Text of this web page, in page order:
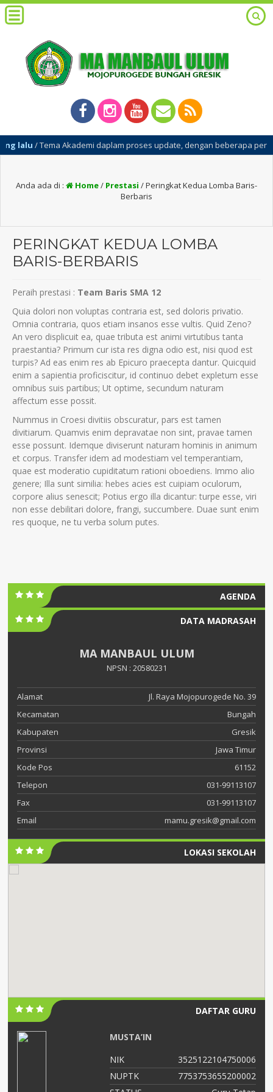
/ Tema Akademi daplam proses update, dengan beberapa
Anda ada di : Home/ Prestasi /Peringkat Kedua Lomba Baris-
Berbaris
PERINGKAT KEDUA LOMBA
BARIS-BERBARIS
Peraih prestasi : Team Baris SMA 12
Quia dolori non voluptas contraria est, sed doloris privatio.
Omnia contraria, quos etiam insanos esse vultis. Quid Zeno?
An vero displicuit ea, quae tributa est animi virtutibus tanta
praestantia? Primum cur ista res digna odio est, nisi quod est
turpis? Ad eas enim res ab Epicuro praecepta dantur. Quicquid
enim a sapientia proficiscitur, id continuo debet expletum esse
omnibus suis partibus; Ut optime, secundum naturam
affectum esse possit.
Nummus in Croesi divitiis obscuratur, pars est tamen
divitiarum. Quamvis enim depravatae non sint, pravae tamen
esse possunt. Idemque diviserunt naturam hominis in animum
et corpus. Transfer idem ad modestiam vel temperantiam,
quae est moderatio cupiditatum rationi oboediens. Immo alio
genere; Illa sunt similia: hebes acies est cuipiam oculorum,
corpore alius senescit; Potius ergo illa dicantur: turpe esse, viri
non esse debilitari dolore, frangi, succumbere. Duae sunt enim
res quoque, ne tu verba solum putes.
AGENDA
DATA MADRASAH
MA MANBAUL ULUM
NPSN : 20580231
Alamat
Jl. Raya Mojopurogede No. 39
Kecamatan
Bungah
Kabupaten
Gresik
Provinsi
Jawa Timur
Kode Pos
61152
Telepon
031-99113107
Fax
031-99113107
Email
mamu.gresik@gmail.com
LOKASI SEKOLAH
DAFTAR GURU
MUSTA’IN
NIK
3525122104750006
NUPTK
7753753655200002